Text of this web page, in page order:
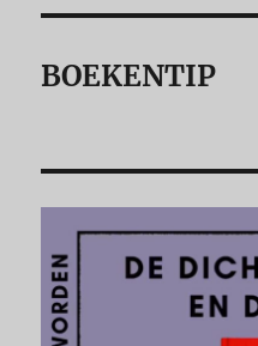
BOEKENTIP